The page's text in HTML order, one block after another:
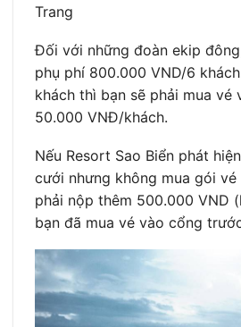
Trang
Đối với những đoàn ekip
phụ phí 800.000 VND/6
khách thì bạn sẽ phải mua vé
50.000 VNĐ/khách.
Nếu Resort Sao Biển phát
cưới nhưng không mua gói vé
phải nộp thêm 500.000 VND
bạn đã mua vé vào cổng